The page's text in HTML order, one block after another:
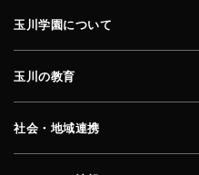
玉川学園について
玉川の教育
社会・地域連携